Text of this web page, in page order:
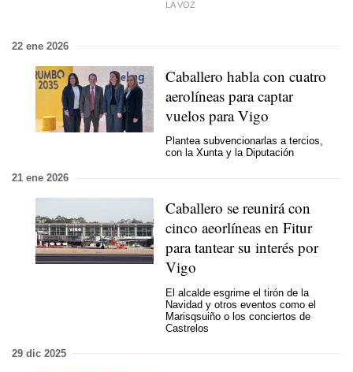
LA VOZ
22 ene 2026
Caballero habla con cuatro
aerolíneas para captar
vuelos para Vigo
Plantea subvencionarlas a tercios,
con la Xunta y la Diputación
21 ene 2026
Caballero se reunirá con
cinco aeorlíneas en Fitur
para tantear su interés por
Vigo
El alcalde esgrime el tirón de la
Navidad y otros eventos como el
Marisqsuiño o los conciertos de
Castrelos
29 dic 2025